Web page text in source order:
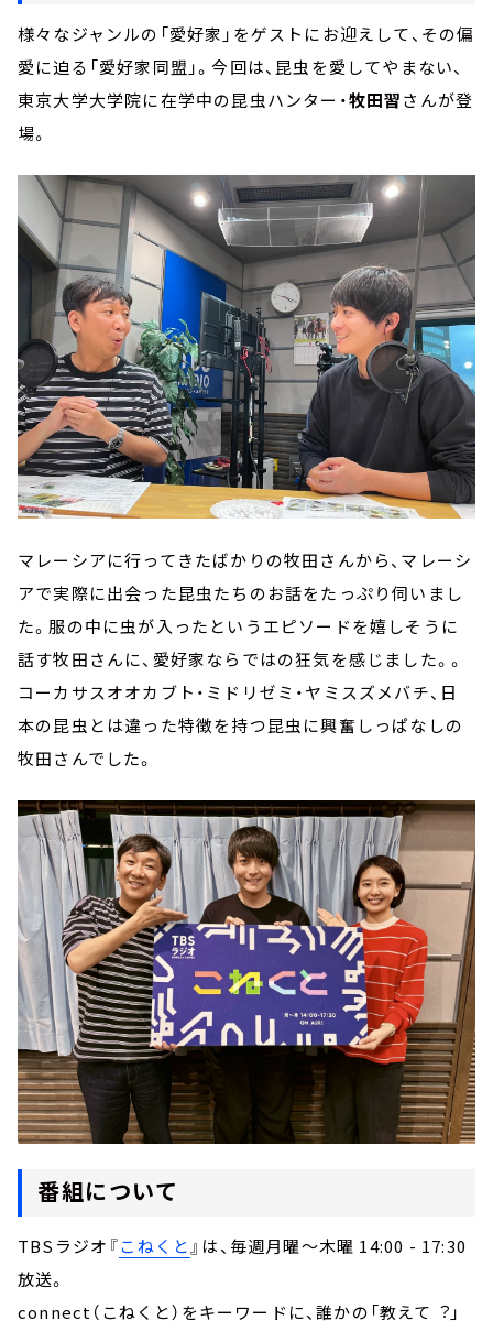
様々なジャンルの「愛好家」をゲストにお迎えして、その偏
愛に迫る「愛好家同盟」。今回は、昆虫を愛してやまない、
東京大学大学院に在学中の昆虫ハンター・牧田習さんが登
場。
マレーシアに行ってきたばかりの牧田さんから、マレーシ
アで実際に出会った昆虫たちのお話をたっぷり伺いまし
た。服の中に虫が入ったというエピソードを嬉しそうに
話す牧田さんに、愛好家ならではの狂気を感じました。。
コーカサスオオカブト・ミドリゼミ・ヤミスズメバチ、日
本の昆虫とは違った特徴を持つ昆虫に興奮しっぱなしの
牧田さんでした。
番組について
TBSラジオ『こねくと 』は、毎週月曜～木曜 14:00 - 17:30
放送。
connect（こねくと）をキーワードに、誰かの「教えて︖」